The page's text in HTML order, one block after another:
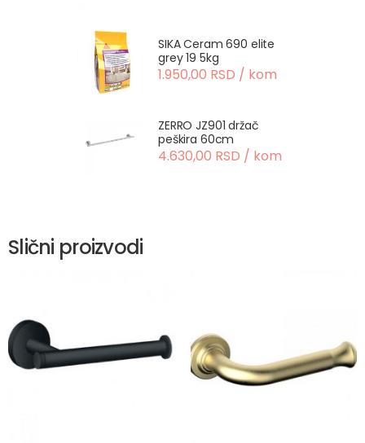
SIKA Ceram 690 elite
grey 19 5kg
1.950,00 RSD / kom
ZERRO JZ901 držač
peškira 60cm
4.630,00 RSD / kom
Slični proizvodi